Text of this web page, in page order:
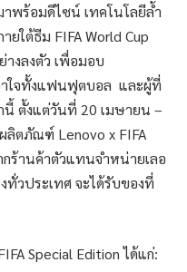
าพร้อมดีไซน์ เทคโนโลยีล้ำ
ใต้ธีม FIFA World Cup
างลงตัว เพื่อมอบ
าใจทั้งแฟนฟุตบอล และผู้ที่
ตั้งแต่วันที่ 20 เมษายน –
ตภัณฑ์ Lenovo x FIFA
กร้านค้าตัวแทนจำหน่ายเลอ
ทั่วประเทศ จะได้รับของที่
Special Edition ได้แก่: